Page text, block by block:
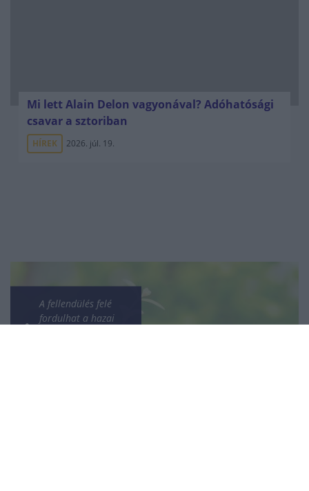
Mi lett Alain Delon vagyonával? Adóhatósági
csavar a sztoriban
HÍREK 2026. júl. 19.
A fellendülés felé
fordulhat a hazai